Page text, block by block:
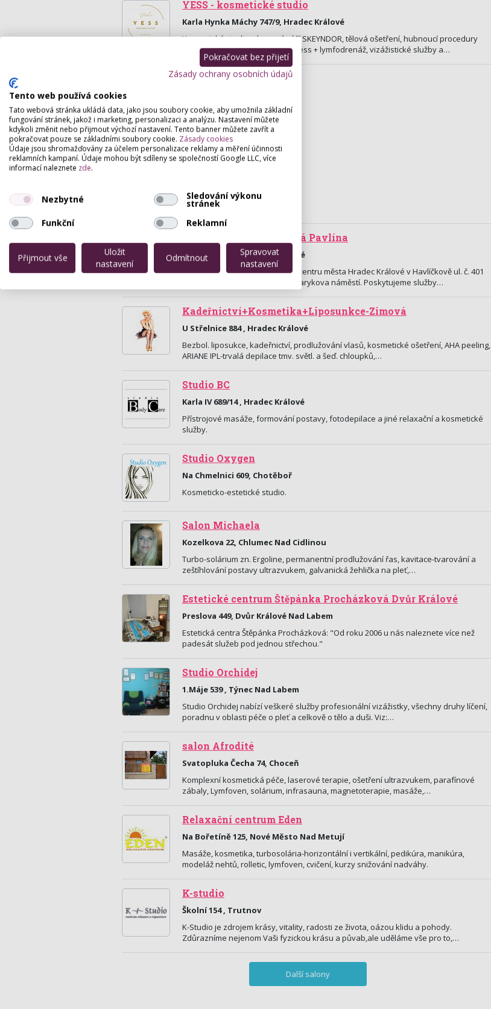
YESS - kosmetické studio
Karla Hynka Máchy 747/9, Hradec Králové
Kosmetické studio s luxusní péčí SKEYNDOR, tělová ošetření, hubnoucí procedury
ultrazvukem + vakuem + vacupress + lymfodrenáž, vizážistické služby a…
Salon PROFI - Bajánková Pavlína
Havlíčkova 401, Hradec Králové
Salon PROFI se nachází přímo v centru města Hradec Králové v Havlíčkově ul. č. 401
ve druhém patře v blízkosti Masarykova náměstí. Poskytujeme služby…
Kadeřnictví+Kosmetika+Liposunkce-Zimová
U Střelnice 884 , Hradec Králové
Bezbol. liposukce, kadeřnictví, prodlužování vlasů, kosmetické ošetření, AHA peeling,
ARIANE IPL-trvalá depilace tmv. světl. a šeď. chloupků,…
Studio BC
Karla IV 689/14 , Hradec Králové
Přístrojové masáže, formování postavy, fotodepilace a jiné relaxační a kosmetické
služby.
Studio Oxygen
Na Chmelnici 609, Chotěboř
Kosmeticko-estetické studio.
Salon Michaela
Kozelkova 22, Chlumec Nad Cidlinou
Turbo-solárium zn. Ergoline, permanentní prodlužování řas, kavitace-tvarování a
zeštíhlování postavy ultrazvukem, galvanická žehlička na pleť,…
Estetické centrum Štěpánka Procházková Dvůr Králové
Preslova 449, Dvůr Králové Nad Labem
Estetická centra Štěpánka Procházková: "Od roku 2006 u nás naleznete více než
padesát služeb pod jednou střechou."
Studio Orchidej
1.Máje 539 , Týnec Nad Labem
Studio Orchidej nabízí veškeré služby profesionální vizážistky, všechny druhy líčení,
poradnu v oblasti péče o pleť a celkově o tělo a duši. Viz:…
salon Afrodité
Svatopluka Čecha 74, Choceň
Komplexní kosmetická péče, laserové terapie, ošetření ultrazvukem, parafínové
zábaly, Lymfoven, solárium, infrasauna, magnetoterapie, masáže,…
Relaxační centrum Eden
Na Bořetíně 125, Nové Město Nad Metují
Masáže, kosmetika, turbosolária-horizontální i vertikální, pedikúra, manikúra,
modeláž nehtů, rolletic, lymfoven, cvičení, kurzy snižování nadváhy.
K-studio
Školní 154 , Trutnov
K-Studio je zdrojem krásy, vitality, radosti ze života, oázou klidu a pohody.
Zdůrazníme nejenom Vaši fyzickou krásu a půvab,ale uděláme vše pro to,…
Další salony
Pokračovat bez přijetí
Zásady ochrany osobních údajů
Tento web používá cookies
Tato webová stránka ukládá data, jako jsou soubory cookie, aby umožnila základní
fungování stránek, jakož i marketing, personalizaci a analýzu. Nastavení můžete
kdykoli změnit nebo přijmout výchozí nastavení. Tento banner můžete zavřít a
pokračovat pouze se základními soubory cookie. Zásady cookies
Údaje jsou shromažďovány za účelem personalizace reklamy a měření účinnosti
reklamních kampaní. Údaje mohou být sdíleny se společností Google LLC, více
informací naleznete zde.
Nezbytné Sledování výkonu
stránek
Funkční
Reklamní
Přijmout vše
Uložit
nastavení
Odmítnout
Spravovat
nastavení